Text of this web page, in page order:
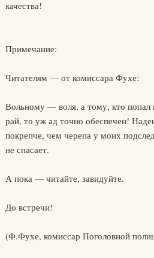
качества!
Примечание:
Читателям — от комиссара Фухе:
Вольному — воля, а тому, кто
рай, то уж ад точно обеспечен!
покрепче, чем черепа у моих
не спасает.
А пока — читайте, завидуйте.
До встречи!
(Ф.Фухе, комиссар Поголовной